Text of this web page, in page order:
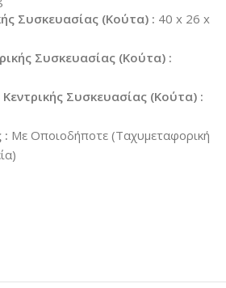
Συσκευασίας (Κούτα) : 40 x 26 x
Συσκευασίας (Κούτα) :
Συσκευασίας (Κούτα) :
: Με Οποιοδήποτε (Ταχυμεταφορική